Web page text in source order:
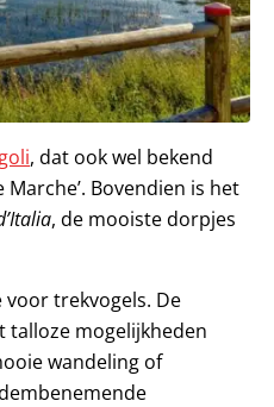
, dat ook wel bekend
Marche’. Bovendien is het
, de mooiste dorpjes
voor trekvogels. De
talloze mogelijkheden
wandeling of